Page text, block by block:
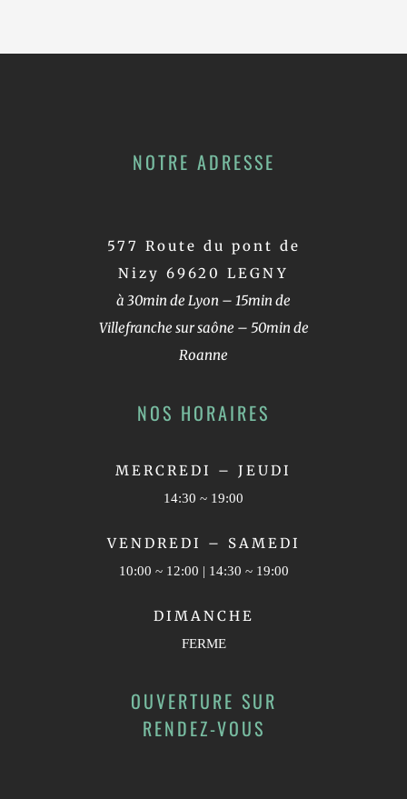
NOTRE ADRESSE
577 Route du pont de
Nizy 69620 LEGNY
à 30min de Lyon – 15min de
Villefranche sur saône – 50min de
Roanne
NOS HORAIRES
MERCREDI – JEUDI
14:30 ~ 19:00
VENDREDI – SAMEDI
10:00 ~ 12:00 | 14:30 ~ 19:00
DIMANCHE
FERME
OUVERTURE SUR
RENDEZ-VOUS